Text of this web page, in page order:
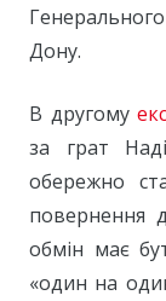
Дону.
В другому
за грат
обережно
повернення
обмін має
«один на